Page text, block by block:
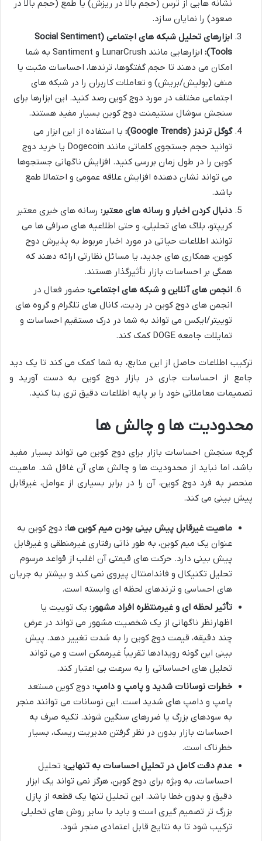
نشانه هایی از ترس (حجم بالا در ریزش) یا طمع (حجم بالا در
صعود) را نمایان سازد.
ابزارهای تحلیل شبکه های اجتماعی (Social Sentiment
Tools):
ابزارهایی مانند LunarCrush و Santiment به شما
امکان می دهند تا حجم گفتگوها، ترندها، احساسات مثبت یا
منفی (بولیش/بریش) و تعاملات کاربران را در شبکه های
اجتماعی مختلف در مورد دوج کوین رصد کنید. این ابزارها برای
سنجش سوشال سنتیمنت دوج کوین بسیار مفید هستند.
گوگل ترندز (Google Trends):
با استفاده از این ابزار می
توانید حجم جستجوی کلماتی مانند Dogecoin یا خرید دوج
کوین را در طول زمان بررسی کنید. افزایش ناگهانی جستجوها
می تواند نشان دهنده افزایش علاقه عمومی و احتمالا طمع
باشد.
دنبال کردن اخبار و رسانه های معتبر: رسانه های خبری معتبر
کریپتو، بلاگ های تحلیلی، و حتی اطلاعیه های صرافی ها می
توانند اطلاعات حیاتی در مورد اخبار مربوط به پذیرش دوج
کوین، همکاری های جدید، یا مسائل نظارتی ارائه دهند که
همگی بر احساسات بازار تأثیرگذار هستند.
انجمن های آنلاین و شبکه های اجتماعی: حضور فعال در
انجمن های دوج کوین در ردیت، کانال های تلگرام و گروه های
توییتر/ایکس می تواند به شما در درک مستقیم احساسات و
تمایلات جامعه DOGE کمک کند.
ترکیب اطلاعات حاصل از این منابع، به شما کمک می کند تا یک دید
جامع از احساسات جاری در بازار دوج کوین به دست آورید و
تصمیمات معاملاتی خود را بر پایه اطلاعات دقیق تری بنا کنید.
محدودیت ها و چالش ها
گرچه سنجش احساسات بازار برای دوج کوین می تواند بسیار مفید
باشد، اما نباید از محدودیت ها و چالش های آن غافل شد. ماهیت
منحصر به فرد دوج کوین، آن را در برابر بسیاری از عوامل، غیرقابل
پیش بینی می کند.
ماهیت غیرقابل پیش بینی بودن میم کوین ها: دوج کوین به
عنوان یک میم کوین، به طور ذاتی رفتاری غیرمنطقی و غیرقابل
پیش بینی دارد. حرکت های قیمتی آن اغلب از قواعد مرسوم
تحلیل تکنیکال و فاندامنتال پیروی نمی کند و بیشتر به جریان
های احساسی و ترندهای لحظه ای وابسته است.
تأثیر لحظه ای و غیرمنتظره افراد مشهور: یک توییت یا
اظهارنظر ناگهانی از یک شخصیت مشهور می تواند در عرض
چند دقیقه، قیمت دوج کوین را به شدت تغییر دهد. پیش
بینی این گونه رویدادها تقریباً غیرممکن است و می تواند
تحلیل های احساساتی را به سرعت بی اعتبار کند.
خطرات نوسانات شدید و پامپ و دامپ: دوج کوین مستعد
پامپ و دامپ های شدید است. این نوسانات می توانند منجر
به سودهای بزرگ یا ضررهای سنگین شوند. تکیه صرف به
احساسات بازار بدون در نظر گرفتن مدیریت ریسک، بسیار
خطرناک است.
عدم دقت کامل در تحلیل احساسات به تنهایی: تحلیل
احساسات، به ویژه برای دوج کوین، هرگز نمی تواند یک ابزار
دقیق و بدون خطا باشد. این تحلیل تنها یک قطعه از پازل
بزرگ تر تصمیم گیری است و باید با سایر روش های تحلیلی
ترکیب شود تا به نتایج قابل اعتمادی منجر شود.